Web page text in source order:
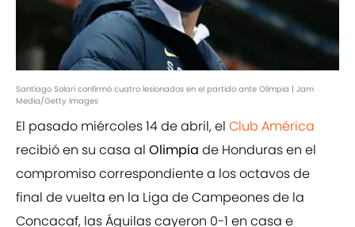
Santiago Solari confirmó cuatro lesionados en el partido ante Olimpia | Jam
Media/Getty Images
El pasado miércoles 14 de abril, el Club América
recibió en su casa al Olimpia de Honduras en el
compromiso correspondiente a los octavos de
final de vuelta en la Liga de Campeones de la
Concacaf, las Águilas cayeron 0-1 en casa e